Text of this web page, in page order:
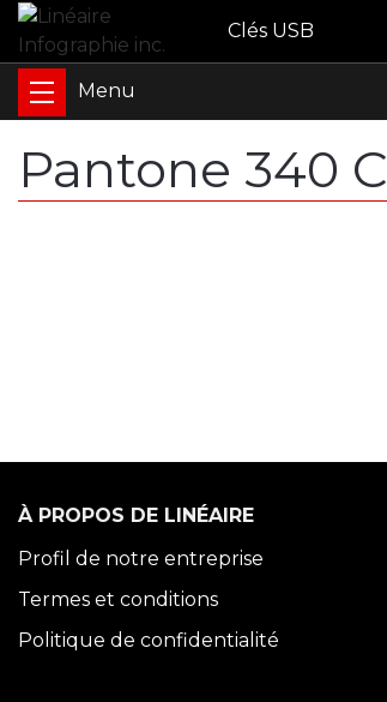
Clés USB
Pantone 340 C
À PROPOS DE LINÉAIRE
Profil de notre entreprise
Termes et conditions
Politique de confidentialité